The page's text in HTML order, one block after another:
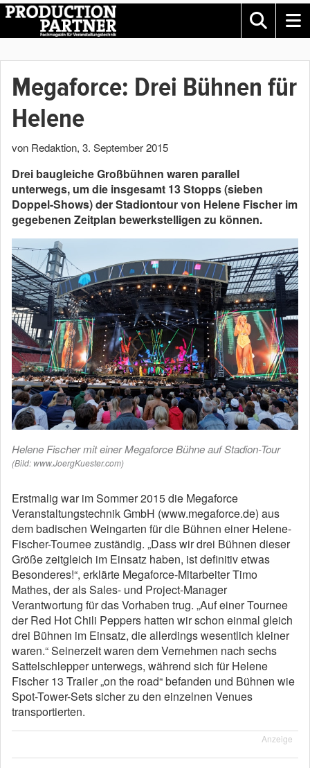
Megaforce: Drei Bühnen für
Helene
von Redaktion, 3. September 2015
Drei baugleiche Großbühnen waren parallel
unterwegs, um die insgesamt 13 Stopps (sieben
Doppel-Shows) der Stadiontour von Helene Fischer im
gegebenen Zeitplan bewerkstelligen zu können.
Helene Fischer mit einer Megaforce Bühne auf Stadion-Tour
(Bild: www.JoergKuester.com)
Erstmalig war im Sommer 2015 die Megaforce
Veranstaltungstechnik GmbH (www.megaforce.de) aus
dem badischen Weingarten für die Bühnen einer Helene-
Fischer-Tournee zuständig. „Dass wir drei Bühnen dieser
Größe zeitgleich im Einsatz haben, ist definitiv etwas
Besonderes!“, erklärte Megaforce-Mitarbeiter Timo
Mathes, der als Sales- und Project-Manager
Verantwortung für das Vorhaben trug. „Auf einer Tournee
der Red Hot Chili Peppers hatten wir schon einmal gleich
drei Bühnen im Einsatz, die allerdings wesentlich kleiner
waren.“ Seinerzeit waren dem Vernehmen nach sechs
Sattelschlepper unterwegs, während sich für Helene
Fischer 13 Trailer „on the road“ befanden und Bühnen wie
Spot-Tower-Sets sicher zu den einzelnen Venues
transportierten.
Anzeige